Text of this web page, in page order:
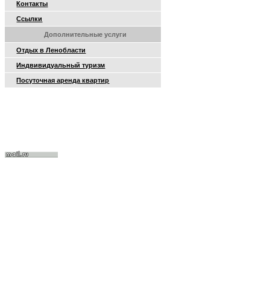
Контакты
Ссылки
Дополнительные услуги
Отдых в Ленобласти
Индвивидуальный туризм
Посуточная аренда квартир